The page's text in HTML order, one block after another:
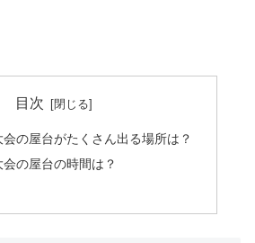
目次
会の屋台がたくさん出る場所は？
の屋台の時間は？